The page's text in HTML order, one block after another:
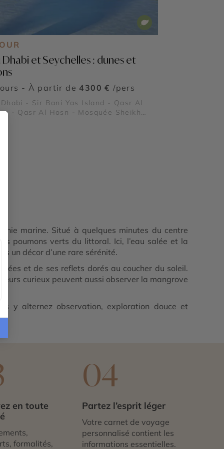
Dhabi et Seychelles : dunes et
- À partir de 4300 € /pers
- Sir Bani Yas Island - Qasr Al
- Qasr Al Hosn - Mosquée Sheikh
Oriental - Al Ain Oasis - Saadiyat
marine. Situé à quelques minutes du centre
poumons verts du littoral. Ici, l’eau salée et la
un décor d’une rare sérénité.
et de ses reflets dorés au coucher du soleil.
curieux peuvent aussi observer la mangrove
y alternez observation, exploration douce et
en toute
formalités,
04
Partez l’esprit léger
Votre carnet de voyage
personnalisé contient les
informations essentielles.